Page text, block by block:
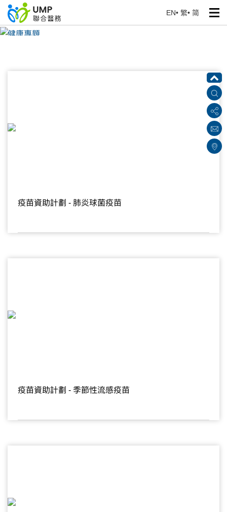
EN• 繁• 简
健康專題
疫苗資助計劃 - 肺炎球菌疫苗
疫苗資助計劃 - 季節性流感疫苗